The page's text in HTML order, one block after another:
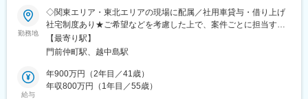
勤務地
◇関東エリア・東北エリアの現場に配属／社用車貸与・借り上げ
社宅制度あり★ご希望などを考慮した上で、案件ごとに担当する
現場を決定します★1現場あたり3～6カ月程度の期間常駐★借り
上げ社宅＆社用車をご用意／日当も出ます★案件終了後、次の案
暇が取れます【本社】東京都江東区牡丹1-15-5 ポイントSTビル
6F【アクセス】・都営大江戸線／東京メトロ東西線「門前仲町
【最寄り駅】
門前仲町駅、越中島駅
給与
年900万円（2年目／41歳）
年収800万円（1年目／55歳）